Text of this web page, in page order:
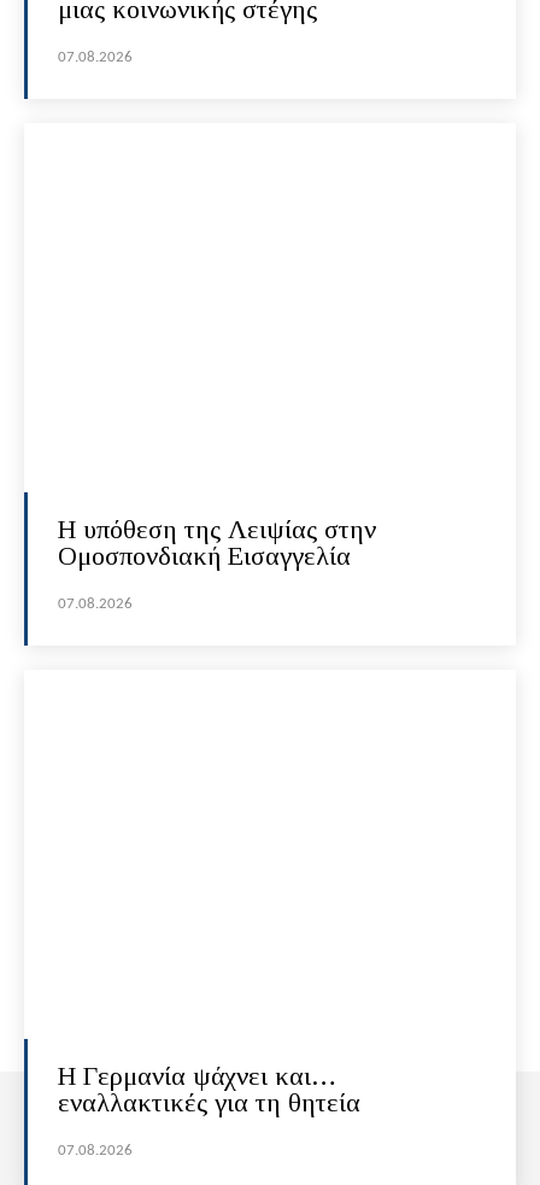
μιας κοινωνικής στέγης
07.08.2026
Η υπόθεση της Λειψίας στην
Ομοσπονδιακή Εισαγγελία
07.08.2026
H Γερμανία ψάχνει και…
εναλλακτικές για τη θητεία
07.08.2026